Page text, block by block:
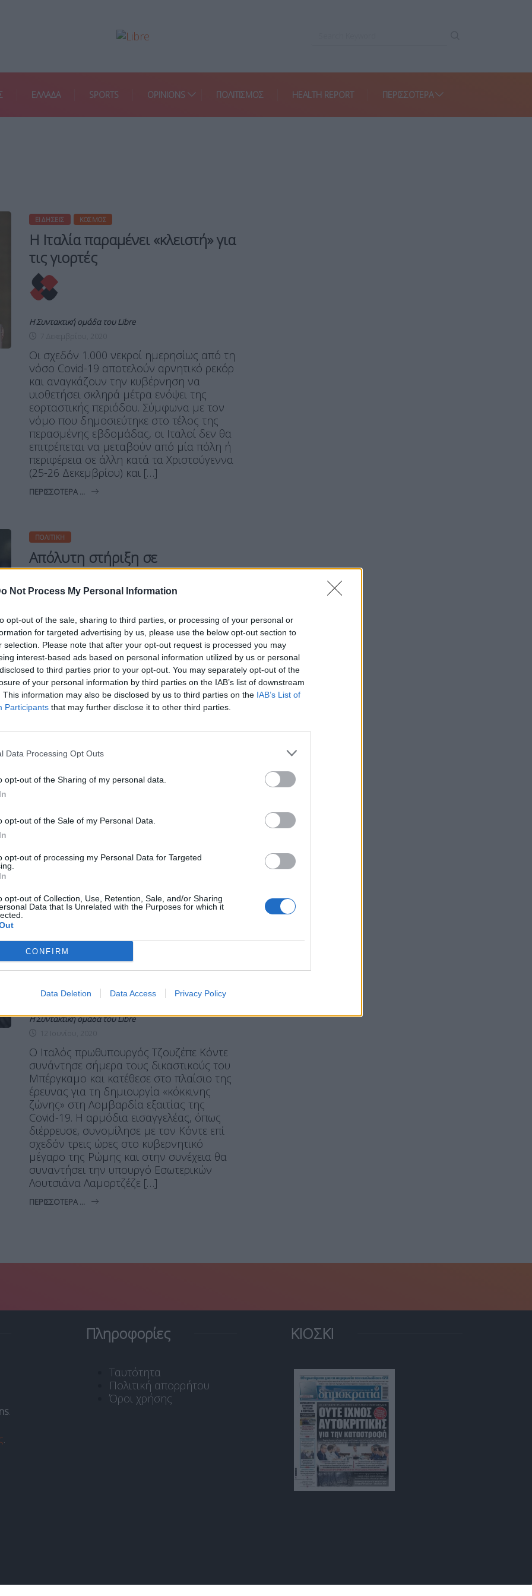
Not Process My Personal Information
opt-out of the sale, sharing to third parties, or processing of your personal or
for targeted advertising by us, please use the below opt-out section to
selection. Please note that after your opt-out request is processed you may
interest-based ads based on personal information utilized by us or personal
to third parties prior to your opt-out. You may separately opt-out of the
of your personal information by third parties on the IAB’s list of downstream
This information may also be disclosed by us to third parties on the IAB’s List of
Participants that may further disclose it to other third parties.
Data Processing Opt Outs
opt-out of the Sharing of my personal data.
opt-out of the Sale of my Personal Data.
opt-out of processing my Personal Data for Targeted
opt-out of Collection, Use, Retention, Sale, and/or Sharing
Data that Is Unrelated with the Purposes for which it
CONFIRM
Data Deletion Data Access Privacy Policy
ΕΛΛΑΔΑ SPORTS OPINIONS ΠΟΛΙΤΙΣΜΟΣ HEALTH REPORT ΠΕΡΙΣΣΌΤΕΡΑ
ΕΙΔΉΣΕΙΣ ΚΌΣΜΟΣ
Η Ιταλία παραμένει «κλειστή» για
τις γιορτές
Η Συντακτική ομάδα του Libre
Οι σχεδόν 1.000 νεκροί ημερησίως από τη
νόσο Covid-19 αποτελούν αρνητικό ρεκόρ
και αναγκάζουν την κυβέρνηση να
υιοθετήσει σκληρά μέτρα ενόψει της
εορταστικής περιόδου. Σύμφωνα με τον
νόμο που δημοσιεύτηκε στο τέλος της
περασμένης εβδομάδας, οι Ιταλοί δεν θα
επιτρέπεται να μεταβούν από μία πόλη ή
περιφέρεια σε άλλη κατά τα Χριστούγεννα
(25-26 Δεκεμβρίου) και […]
ΠΕΡΙΣΣΌΤΕΡΑ ...
ΠΟΛΙΤΙΚΉ
Aπόλυτη στήριξη σε
Αναστασιάδη από Μέρκελ και
Κόντε για την
Η Συντακτική ομάδα του Libre
17 Σεπτεμβρίου, 2020
Δύο σημαντικές τηλεφωνικές
επικοινωνίες, με την καγκελάριο της
Γερμανίας Άγγελα Μέρκελ και στη
συνέχεια με τον πρωθυπουργό της
της Κυπριακής Δημοκρατίας Νίκος
του δήλωση ο διευθυντής του γραφείου
συνδιαλέξεων τόσο η Γερμανίδα
ΠΕΡΙΣΣΌΤΕΡΑ ...
ΚΌΣΜΟΣ
εισαγγελική έρευνα για την
ολιγωρία στο
Η Συντακτική ομάδα του Libre
Ο Ιταλός πρωθυπουργός Τζουζέπε Κόντε
συνάντησε σήμερα τους δικαστικούς του
Μπέργκαμο και κατέθεσε στο πλαίσιο της
έρευνας για τη δημιουργία «κόκκινης
ζώνης» στη Λομβαρδία εξαιτίας της
Covid-19. Η αρμόδια εισαγγελέας, όπως
διέρρευσε, συνομίλησε με τον Κόντε επί
σχεδόν τρεις ώρες στο κυβερνητικό
μέγαρο της Ρώμης και στην συνέχεια θα
συναντήσει την υπουργό Εσωτερικών
Λουτσιάνα Λαμορτζέζε […]
ΠΕΡΙΣΣΌΤΕΡΑ ...
.
.
Πληροφορίες
Ταυτότητα
Πολιτική απορρήτου
Όροι χρήσης
ΚΙΟΣΚΙ